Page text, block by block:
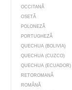
OCCITANĂ
OSETĂ
POLONEZĂ
PORTUGHEZĂ
QUECHUA (BOLIVIA)
QUECHUA (CUZCO)
QUECHUA (ECUADOR)
RETOROMANĂ
ROMÂNĂ